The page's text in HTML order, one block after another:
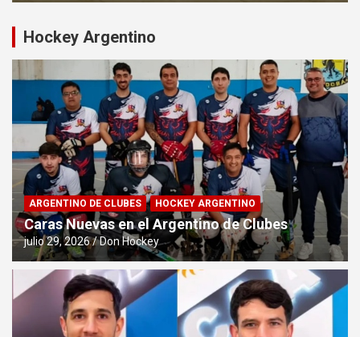
Hockey Argentino
ARGENTINO DE CLUBES HOCKEY ARGENTINO
Caras Nuevas en el Argentino de Clubes
julio 29, 2026 Don Hockey